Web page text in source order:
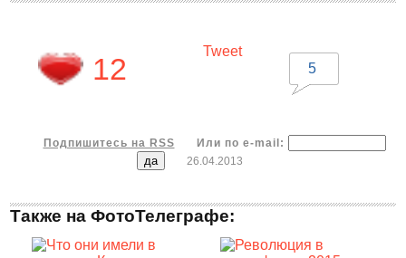
12
Tweet
5
Подпишитесь на RSS
Или по e-mail:
26.04.2013
Также на ФотоТелеграфе: